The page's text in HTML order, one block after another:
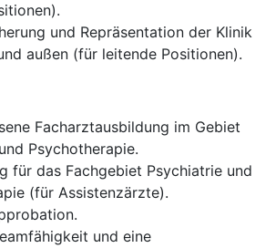
und Repräsentation der Klinik
außen (für leitende Positionen).
Facharztausbildung im Gebiet
Psychotherapie.
für das Fachgebiet Psychiatrie und
(für Assistenzärzte).
und eine